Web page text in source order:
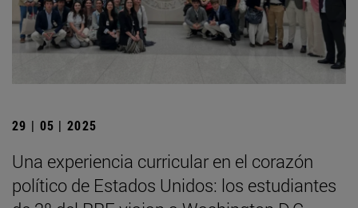
29 | 05 | 2025
Una experiencia curricular en el corazón
político de Estados Unidos: los estudiantes